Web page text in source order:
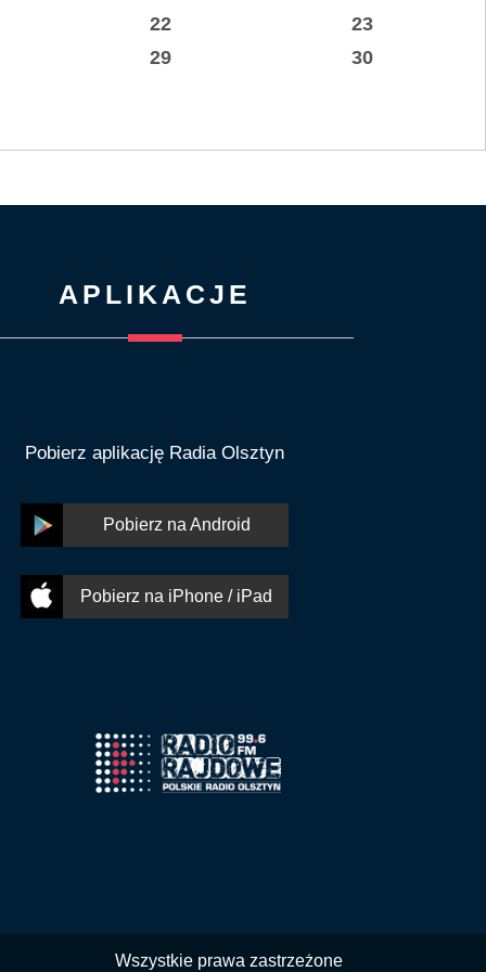
22
23
29
30
APLIKACJE
Pobierz aplikację Radia Olsztyn
Pobierz na Android
Pobierz na iPhone / iPad
Wszystkie prawa zastrzeżone